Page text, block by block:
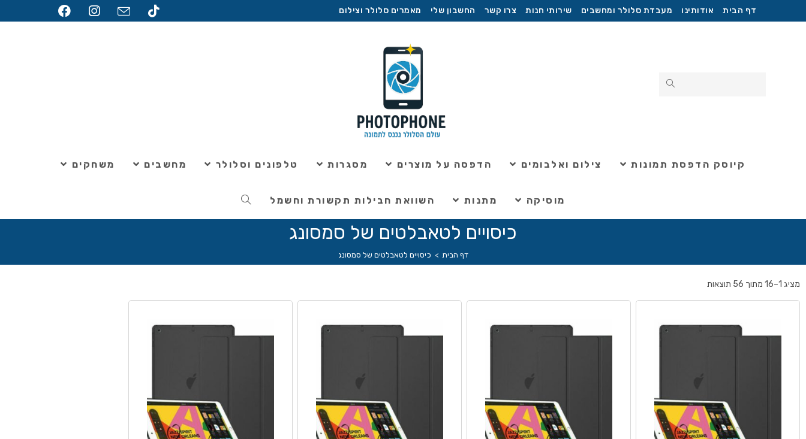
דף הבית אודותינו מעבדת סלולר ומחשבים שירותי חנות צרו קשר החשבון שלי מאמרים סלולר וצילום
קיוסק הדפסת תמונות צילום ואלבומים הדפסה על מוצרים מסגרות טלפונים וסלולר מחשבים משחקים
מוסיקה מתנות השוואת חבילות תקשורת וחשמל
כיסויים לטאבלטים של סמסונג
דף הבית > כיסויים לטאבלטים של סמסונג
מציג 1–16 מתוך 56 תוצאות